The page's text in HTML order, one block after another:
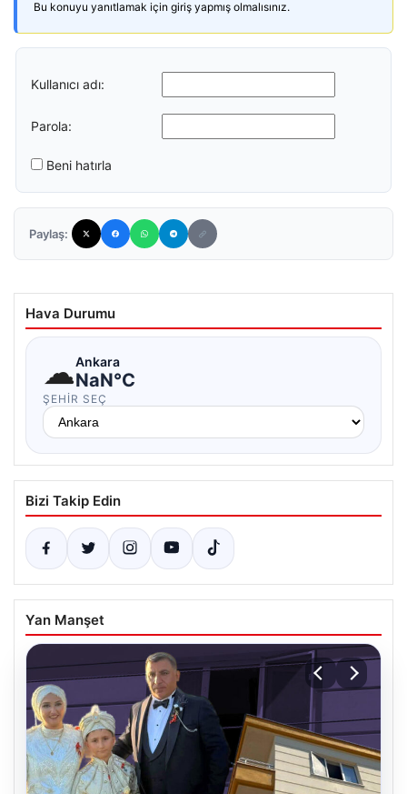
Bu konuyu yanıtlamak için giriş yapmış olmalısınız.
Kullanıcı adı:
Parola:
Beni hatırla
Paylaş:
Hava Durumu
☁Ankara
NaN°C
ŞEHIR SEÇ
Bizi Takip Edin
Yan Manşet